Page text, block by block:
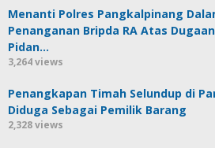
Menanti Polres Pangkalpinang
Penanganan Bripda RA Atas
Pidan…
3,264 views
Penangkapan Timah Selundup di
Diduga Sebagai Pemilik Barang
2,328 views